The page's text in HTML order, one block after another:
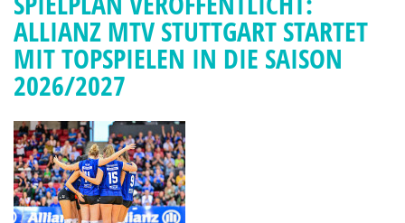
ALLIANZ MTV STUTTGART STARTET
MIT TOPSPIELEN IN DIE SAISON
2026/2027